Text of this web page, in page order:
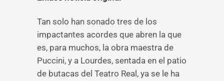
Tan solo han sonado tres de los
impactantes acordes que abren la que
es, para muchos, la obra maestra de
Puccini, y a Lourdes, sentada en el patio
de butacas del Teatro Real, ya se le ha